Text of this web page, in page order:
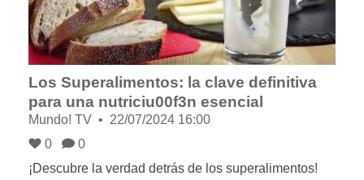
Los Superalimentos: la clave definitiva
para una nutriciu00f3n esencial
Mundo! TV
22/07/2024 16:00
0
0
¡Descubre la verdad detrás de los superalimentos!